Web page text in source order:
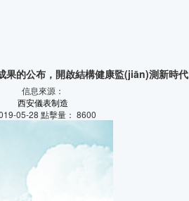
果的公布，開啟結構健康監(jiān)測新時代
信息來源：
西安儀表制造
05-28 點擊量： 8600